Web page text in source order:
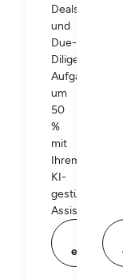
Deals
und
Due-
Diligence-
Aufgaben
um
50
%
mit
Ihrem
KI-
gestützten
Assistenten.
Mehr
erfahren